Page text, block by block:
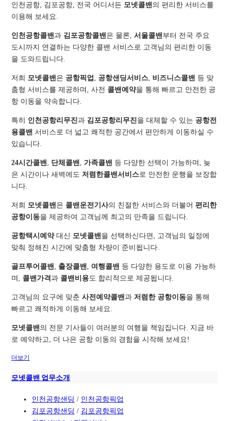
인천공항, 김포공항, 전국 어디서든 모넷콜밴 의 편리한 서비스를
이용해 보세요.
인천공항콜밴과 김포공항콜밴 은 물론,서울콜밴 부터 전국 주요
도시까지 연결하는 다양한 콜밴 서비스로 고객님의 편리한 이동
을 도와드립니다.
저희 모넷콜밴 은 공항픽업 공항샌딩서비스 비즈니스콜밴 등 맞
춤형 서비스를 제공하며, 사전 콜밴예약을 통해 빠르고 안전한 공
항 이동을 약속합니다.
특히 인천공항리무진과 김포공항리무진 을 대체할 수 있는 공항전
용콜밴 서비스로 더 넓고 쾌적한 공간에서 편안하게 이동하실 수
있습니다.
24시간콜밴 단체콜밴 가족콜밴 등 다양한 선택이 가능하며, 늦
은 시간이나 새벽에도 저렴한콜밴서비스로 안전한 운행을 보장합
니다.
저희 모넷콜밴 은 콜밴운전기사의 친절한 서비스와 더불어편리한
공항이동을 제공하여 고객님께 최고의 만족을 드립니다.
공항택시예약대신 모넷콜밴 을 선택하신다면, 고객님의 일정에
맞춰 정해진 시간에 맞춤형 차량이 준비됩니다.
골프투어콜밴 출장콜밴 여행콜밴 등 다양한 용도로 이용 가능하
며, 콜밴가격과 콜밴비용도 합리적으로 제공됩니다.
고객님의 요구에 맞춘사전예약콜밴과 저렴한 공항이동을 통해
빠르고 쾌적하게 이동해 보세요.
모넷콜밴 의 전문 기사들이 여러분의 여행을 책임집니다. 지금 바
로 예약하고, 더 나은 공항 이동의 경험을 시작해 보세요!
더보기
모넷콜밴 업무소개
인천공항샌딩 / 인천공항픽업
김포공항샌딩 / 김포공항픽업